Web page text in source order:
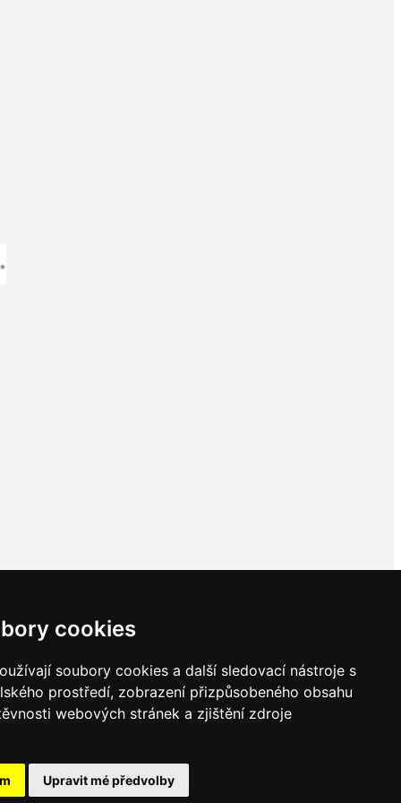
cookies
soubory cookies a další sledovací nástroje s
prostředí, zobrazení přizpůsobeného obsahu
webových stránek a zjištění zdroje
Upravit mé předvolby